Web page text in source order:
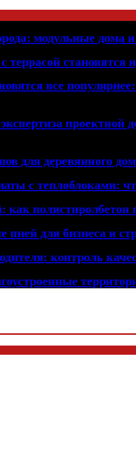
модульные дома
террасой
все
проектной
для деревянного
с теплоблоками:
полистиролбетон
пней для бизнеса и
контроль